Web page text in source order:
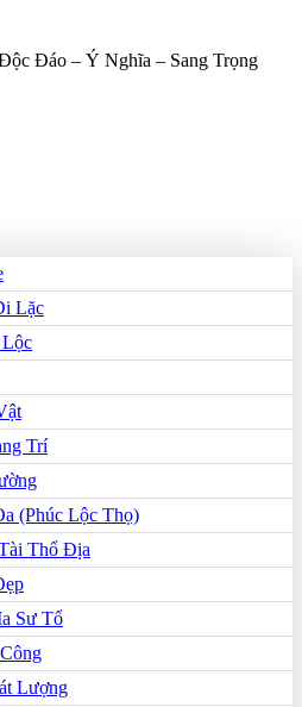
Đáo – Ý Nghĩa – Sang Trọng
Lặc
Trí
(Phúc Lộc Thọ)
Thổ Địa
Sư Tổ
Lượng